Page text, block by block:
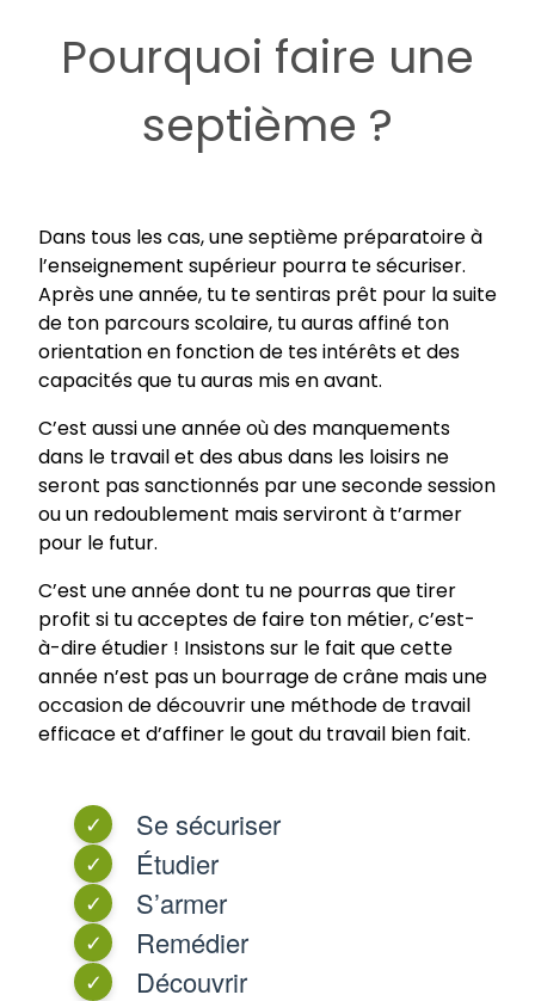
Pourquoi faire une
septième ?
Dans tous les cas, une septième préparatoire à
l’enseignement supérieur pourra te sécuriser.
Après une année, tu te sentiras prêt pour la suite
de ton parcours scolaire, tu auras affiné ton
orientation en fonction de tes intérêts et des
capacités que tu auras mis en avant.
C’est aussi une année où des manquements
dans le travail et des abus dans les loisirs ne
seront pas sanctionnés par une seconde session
ou un redoublement mais serviront à t’armer
pour le futur.
C’est une année dont tu ne pourras que tirer
profit si tu acceptes de faire ton métier, c’est-
à-dire étudier ! Insistons sur le fait que cette
année n’est pas un bourrage de crâne mais une
occasion de découvrir une méthode de travail
efficace et d’affiner le gout du travail bien fait.
✓ Se sécuriser
✓ Étudier
✓ S’armer
✓ Remédier
✓ Découvrir